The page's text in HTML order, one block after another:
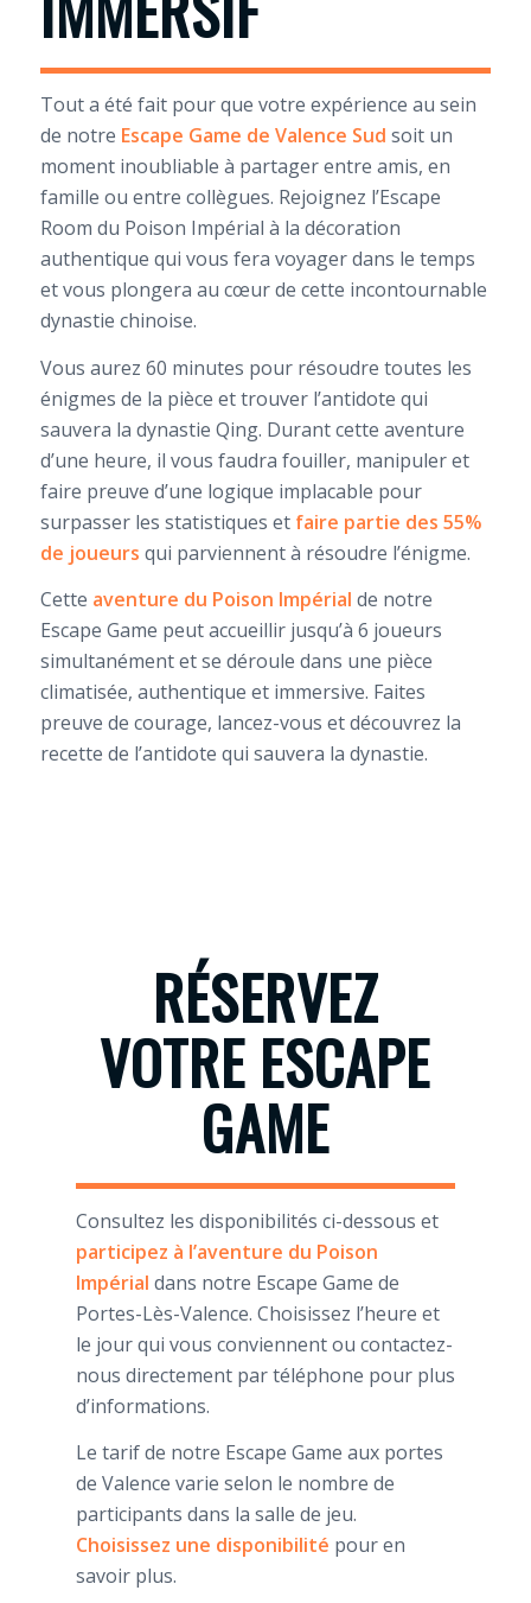
Tout a été fait pour que votre expérience au sein
de notre Escape Game de Valence Sud soit un
moment inoubliable à partager entre amis, en
famille ou entre collègues. Rejoignez l’Escape
Room du Poison Impérial à la décoration
authentique qui vous fera voyager dans le temps
et vous plongera au cœur de cette incontournable
dynastie chinoise.
Vous aurez 60 minutes pour résoudre toutes les
énigmes de la pièce et trouver l’antidote qui
sauvera la dynastie Qing. Durant cette aventure
d’une heure, il vous faudra fouiller, manipuler et
faire preuve d’une logique implacable pour
surpasser les statistiques et faire partie des 55%
de joueurs qui parviennent à résoudre l’énigme.
Cette aventure du Poison Impérial de notre
Escape Game peut accueillir jusqu’à 6 joueurs
simultanément et se déroule dans une pièce
climatisée, authentique et immersive. Faites
preuve de courage, lancez-vous et découvrez la
recette de l’antidote qui sauvera la dynastie.
RÉSERVEZ
VOTRE ESCAPE
GAME
Consultez les disponibilités ci-dessous et
participez à l’aventure du Poison
Impérial dans notre Escape Game de
Portes-Lès-Valence. Choisissez l’heure et
le jour qui vous conviennent ou contactez-
nous directement par téléphone pour plus
d’informations.
Le tarif de notre Escape Game aux portes
de Valence varie selon le nombre de
participants dans la salle de jeu.
Choisissez une disponibilité pour en
savoir plus.